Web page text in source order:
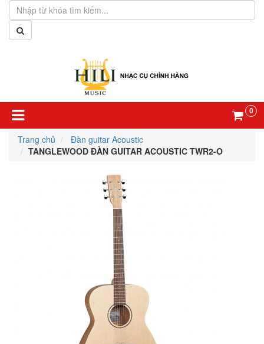
0
Trang chủ
Đàn guitar Acoustic
TANGLEWOOD ĐÀN GUITAR ACOUSTIC TWR2-O